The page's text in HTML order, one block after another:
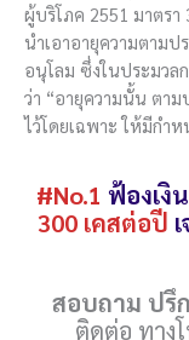
ผู้บริโภค 2551 มาตรา
นำเอาอายุความตาม
อนุโลม ซึ่งในประมว
ว่า “อายุความนั้น ตา
ไว้โดยเฉพาะ ให้มีกำห
#No.1 ฟ้องเงิ
300 เคสต่อปี
สอบถาม ปรึ
ติดต่อ ทาง